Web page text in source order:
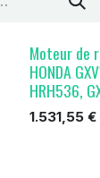
Moteur de
HONDA
HRH536,
1.531,55€